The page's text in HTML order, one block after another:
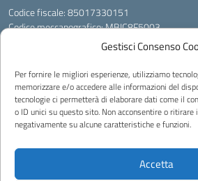
Gestisci Consenso
Per fornire le migliori esperienze, utilizziamo
memorizzare e/o accedere alle informazioni del
tecnologie ci permetterà di elaborare dati come il
o ID unici su questo sito. Non acconsentire o
negativamente su alcune caratteristiche e funzioni.
Accetta
Codice fiscale: 85017330151
Codice meccanografico:MBIC8F5003
Codice Indice delle Pubbliche Amministrazioni
Powered by